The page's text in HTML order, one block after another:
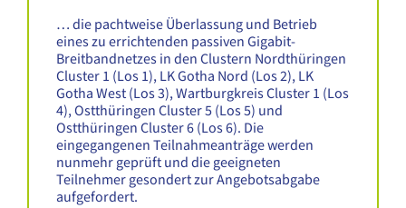
… die pachtweise Überlassung und Betrieb
eines zu errichtenden passiven Gigabit-
Breitbandnetzes in den Clustern Nordthüringen
Cluster 1 (Los 1), LK Gotha Nord (Los 2), LK
Gotha West (Los 3), Wartburgkreis Cluster 1 (Los
4), Ostthüringen Cluster 5 (Los 5) und
Ostthüringen Cluster 6 (Los 6). Die
eingegangenen Teilnahmeanträge werden
nunmehr geprüft und die geeigneten
Teilnehmer gesondert zur Angebotsabgabe
aufgefordert.